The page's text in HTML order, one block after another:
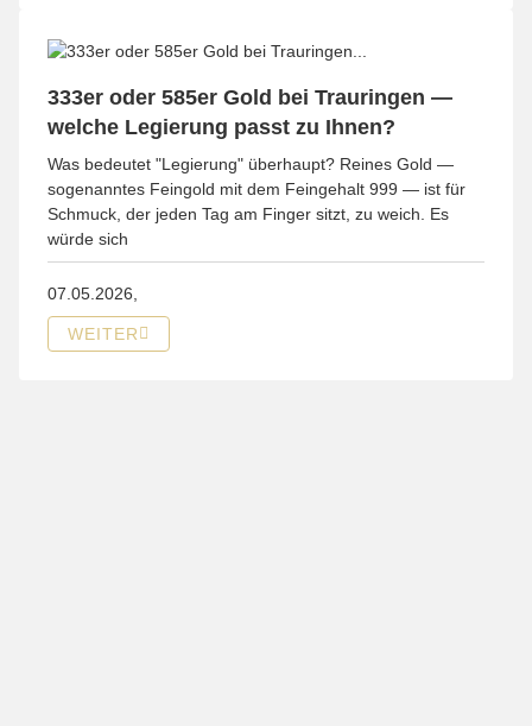
333er oder 585er Gold bei Trauringen —
welche Legierung passt zu Ihnen?
Was bedeutet "Legierung" überhaupt? Reines Gold —
sogenanntes Feingold mit dem Feingehalt 999 — ist für
Schmuck, der jeden Tag am Finger sitzt, zu weich. Es
würde sich
07.05.2026,
WEITER